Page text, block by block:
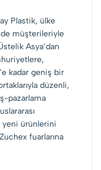
Plastik, ülke
müşterileriyle
Asya’dan
kadar geniş bir
düzenli,
pazarlama
ürünlerini
fuarlarına